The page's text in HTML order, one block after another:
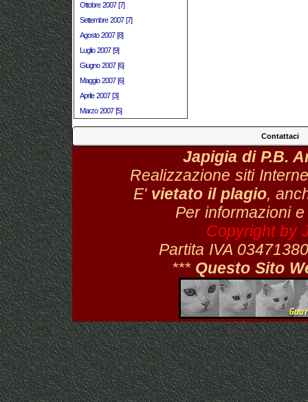
Ottobre 2007 [7]
Settembre 2007 [7]
Agosto 2007 [8]
Luglio 2007 [9]
Giugno 2007 [6]
Maggio 2007 [6]
Aprile 2007 [3]
Marzo 2007 [5]
Contattaci
Japigia di P.B.
Realizzazione siti
E' vietato il plagio,
Per informazioni
Copyright by
Partita IVA
*** Questo Sito